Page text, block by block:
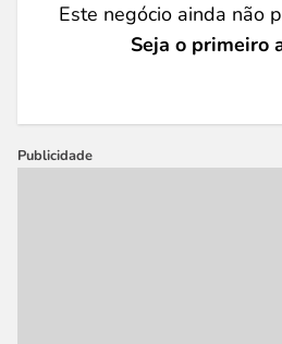
Este negócio ainda não
Seja o primeiro
Publicidade